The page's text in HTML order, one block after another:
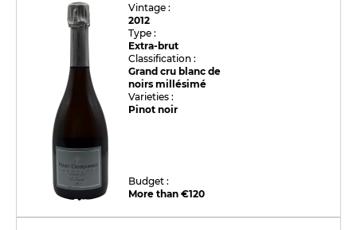
Vintage :
2012
Type :
Extra-brut
Classification :
Grand cru blanc de
noirs millésimé
Varieties :
Pinot noir
Budget :
More than €120